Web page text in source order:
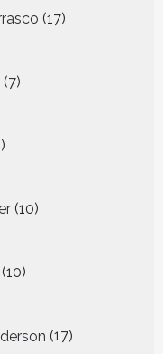
17
producten
7
producten
producten
10
producten
10
producten
17
producten